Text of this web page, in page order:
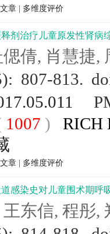
章 多维度评价
剂治疗儿童原发性肾病
倩, 肖慧捷,
807-813.
1007 ) RICH
章 多维度评价
感染史对儿童围术期呼
东信, 程彤,